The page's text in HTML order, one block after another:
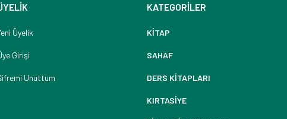
Üyelik
Girişi
Unuttum
KATEGORİLER
KİTAP
SAHAF
DERS KİTAPLARI
KIRTASİYE